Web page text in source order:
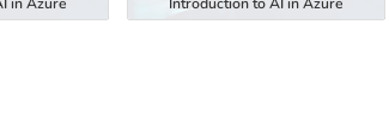
in Azure Introduction to AI in Azure